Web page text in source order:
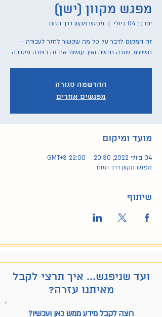
מפגש מקוון (ישן)
יום ב׳, 04 ביולי
  |
מפגש מקוון דרך הזום
זה המקום לדבר על כל מה שקשור לחזר לעבודה -
חששות, שגרה חדשה ואיך עושות את זה בצורה מיטיבה
ההרשמה סגורה
מפגשים אחרים
מועד ומיקום
04 ביולי 2022, 20:30 – 22:00 GMT‎+3‎
מפגש מקוון דרך הזום
שיתוף
ועד שניפגש... איך תרצי לקבל
מאיתנו עזרה?
רוצה לקבל מידע ממש כאן ועכשיו?